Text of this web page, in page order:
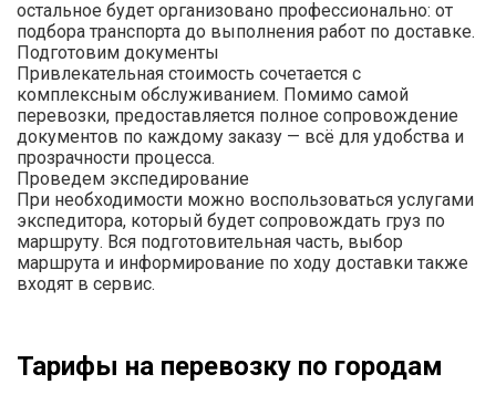
остальное будет организовано профессионально: от
подбора транспорта до выполнения работ по доставке.
Подготовим документы
Привлекательная стоимость сочетается с
комплексным обслуживанием. Помимо самой
перевозки, предоставляется полное сопровождение
документов по каждому заказу — всё для удобства и
прозрачности процесса.
Проведем экспедирование
При необходимости можно воспользоваться услугами
экспедитора, который будет сопровождать груз по
маршруту. Вся подготовительная часть, выбор
маршрута и информирование по ходу доставки также
входят в сервис.
Тарифы на перевозку по городам